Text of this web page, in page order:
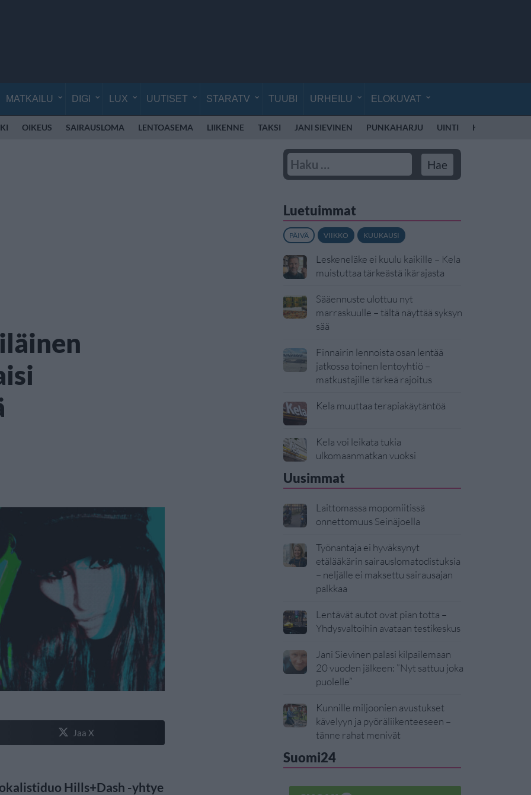
MATKAILU DIGI LUX UUTISET STARATV TUUBI URHEILU ELOKUVAT
OIKEUS SAIRAUSLOMA LENTOASEMA LIIKENNE TAKSI JANI SIEVINEN PUNKAHARJU UINTI KÄVELY
Jaa X
Hills+Dash -yhtye
Luetuimmat
PÄIVÄ VIIKKO KUUKAUSI
Leskeneläke ei kuulu kaikille – Kela
muistuttaa tärkeästä ikärajasta
Sääennuste ulottuu nyt
marraskuulle – tältä näyttää syksyn
sää
Finnairin lennoista osan lentää
jatkossa toinen lentoyhtiö –
matkustajille tärkeä rajoitus
Kela muuttaa terapiakäytäntöä
Kela voi leikata tukia
ulkomaanmatkan vuoksi
Uusimmat
Laittomassa mopomiitissä
onnettomuus Seinäjoella
Työnantaja ei hyväksynyt
etälääkärin sairauslomatodistuksia
– neljälle ei maksettu sairausajan
palkkaa
Lentävät autot ovat pian totta –
Yhdysvaltoihin avataan testikeskus
Jani Sievinen palasi kilpailemaan
20 vuoden jälkeen: ”Nyt sattuu joka
puolelle”
Kunnille miljoonien avustukset
kävelyyn ja pyöräliikenteeseen –
tänne rahat menivät
Suomi24